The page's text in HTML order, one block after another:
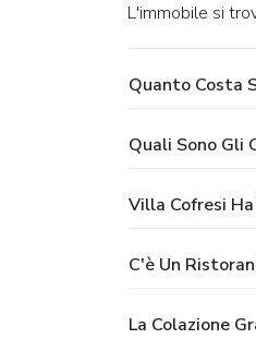
L'immobile si
Quanto Costa
Quali Sono Gli
Villa Cofresi
C'è Un
La Colazione